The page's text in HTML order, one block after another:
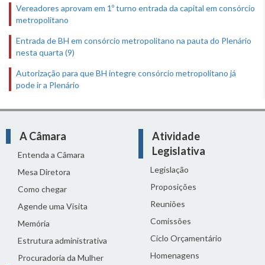
Vereadores aprovam em 1º turno entrada da capital em consórcio
metropolitano
Entrada de BH em consórcio metropolitano na pauta do Plenário
nesta quarta (9)
Autorização para que BH integre consórcio metropolitano já
pode ir a Plenário
A Câmara
Entenda a Câmara
Mesa Diretora
Como chegar
Agende uma Visita
Memória
Estrutura administrativa
Procuradoria da Mulher
Atividade
Legislativa
Legislação
Proposições
Reuniões
Comissões
Ciclo Orçamentário
Homenagens